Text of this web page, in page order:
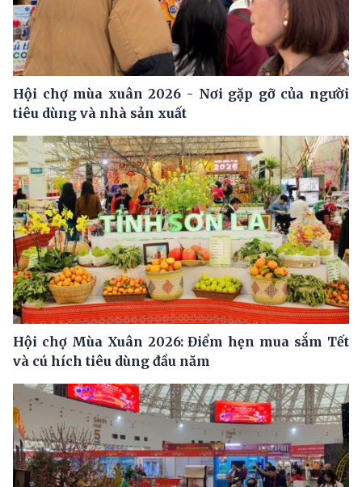
Hội chợ mùa xuân 2026 - Nơi gặp gỡ của người
tiêu dùng và nhà sản xuất
Hội chợ Mùa Xuân 2026: Điểm hẹn mua sắm Tết
và cú hích tiêu dùng đầu năm